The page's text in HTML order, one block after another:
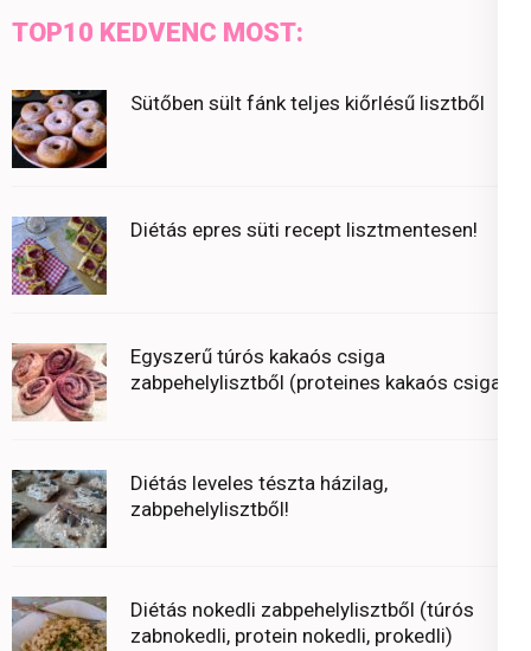
TOP10 KEDVENC MOST:
Sütőben sült fánk teljes kiőrlésű lisztből
Diétás epres süti recept lisztmentesen!
Egyszerű túrós kakaós csiga
zabpehelylisztből (proteines kakaós csiga)
Diétás leveles tészta házilag,
zabpehelylisztből!
Diétás nokedli zabpehelylisztből (túrós
zabnokedli, protein nokedli, prokedli)